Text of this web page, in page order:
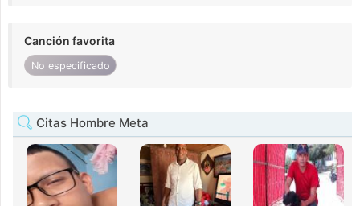
Canción favorita
No especificado
Citas Hombre Meta